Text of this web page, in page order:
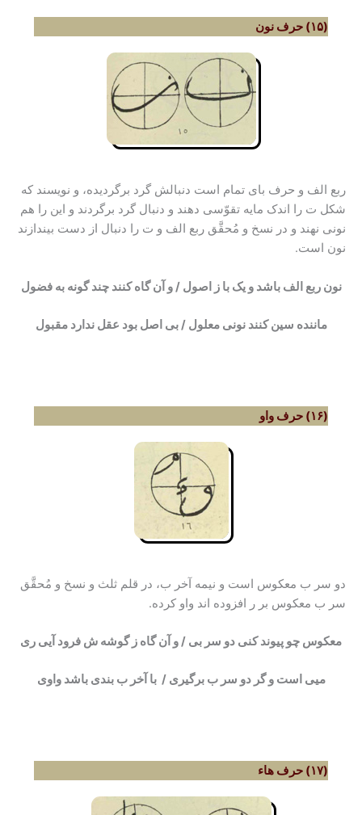
(۱۵) حرف نون
ربع الف و حرف بای تمام است دنبالش گرد برگردیده، و نویسند که
شکل ت را اندک مایه تقوّسی دهند و دنبال گرد برگردند و این را هم
نونی نهند و در نسخ و مُحقَّق ربع الف و ت را دنبال از دست بیندازند
نون است.
نون ربع الف باشد و یک با ز اصول / و آن گاه کنند چند گونه به فضول
ماننده سین کنند نونی معلول / بی اصل بود عقل ندارد مقبول
(۱۶) حرف واو
دو سر ب معکوس است و نیمه آخر ب، در قلم ثلث و نسخ و مُحقَّق
سر ب معکوس بر ر افزوده اند واو کرده.
معکوس چو پیوند کنی دو سر بی / و آن گاه ز گوشه ش فرود آیی ری
میی است و گر دو سر ب برگیری / با آخر ب بندى باشد واوى
(۱۷) حرف هاء